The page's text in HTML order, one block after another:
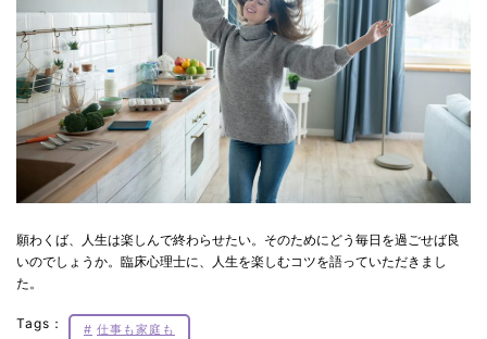
願わくば、人生は楽しんで終わらせたい。そのためにどう毎日を過ごせば良
いのでしょうか。臨床心理士に、人生を楽しむコツを語っていただきまし
た。
Tags： 仕事も家庭も